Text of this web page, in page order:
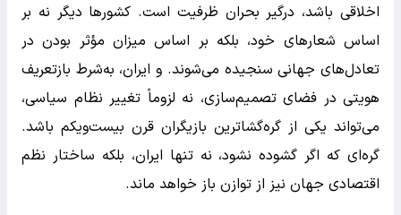
اخلاقی باشد، درگیر بحران ظرفیت است. کشورها دیگر نه بر
اساس شعارهای خود، بلکه بر اساس میزان مؤثر بودن در
تعادل‌های جهانی سنجیده می‌شوند. و ایران، به‌شرط بازتعریف
هویتی در فضای تصمیم‌سازی، نه لزوماً تغییر نظام سیاسی،
می‌تواند یکی از گره‌گشاترین بازیگران قرن بیست‌ویکم باشد.
گره‌ای که اگر گشوده نشود، نه تنها ایران، بلکه ساختار نظم
اقتصادی جهان نیز از توازن باز خواهد ماند.